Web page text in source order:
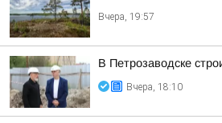
Вчера, 19:57
В Петрозаводске
Вчера, 18:10